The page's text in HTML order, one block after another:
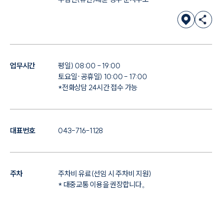
업무시간
평일) 08:00 - 19:00
토요일·공휴일) 10:00 - 17:00
*전화상담 24시간 접수 가능
대표번호 043-716-1128
주차
주차비 유료(선임 시 주차비 지원)
* 대중교통 이용을 권장합니다。